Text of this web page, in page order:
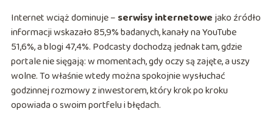
Internet wciąż dominuje – serwisy internetowejako źródło
informacji wskazało 85,9% badanych, kanały na YouTube
51,6%, a blogi 47,4%. Podcasty dochodzą jednak tam, gdzie
portale nie sięgają: w momentach, gdy oczy są zajęte, a uszy
wolne. To właśnie wtedy można spokojnie wysłuchać
godzinnej rozmowy z inwestorem, który krok po kroku
opowiada o swoim portfelu i błędach.